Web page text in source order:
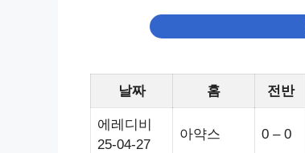
날짜 홈 전반
에레디비
25-04-27
아약스 0 – 0